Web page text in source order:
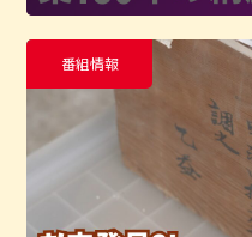
番組情報